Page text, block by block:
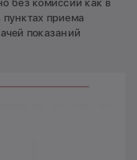
без комиссии как в
приема
показаний